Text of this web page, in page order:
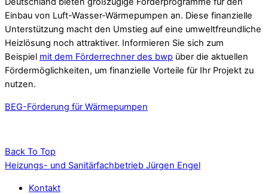
Einbau von Luft-Wasser-Wärmepumpen an. Diese finanzielle
Unterstützung macht den Umstieg auf eine umweltfreundliche
Heizlösung noch attraktiver. Informieren Sie sich zum
Beispiel mit dem Förderrechner des bwp über die aktuellen
Fördermöglichkeiten, um finanzielle Vorteile für Ihr Projekt zu
nutzen.
BEG-Förderung für Wärmepumpen
Back To Top
Heizungs- und Sanitärfachbetrieb Jürgen Engel
Kontakt